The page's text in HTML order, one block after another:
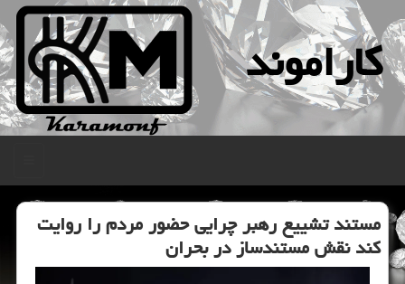
كاراموند
مستند تشییع رهبر چرایی حضور مردم را روایت
کند نقش مستندساز در بحران